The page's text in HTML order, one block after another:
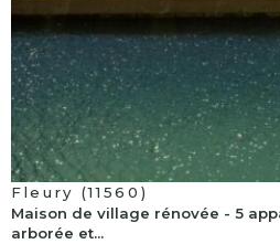
Fleury (11560)
Maison de village rénovée - 5
arborée et...